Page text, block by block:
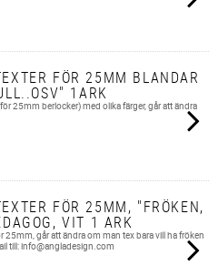
FÖR 25MM BLANDAR
1ARK
25mm berlocker) med olika färger, går att ändra
FÖR 25MM, "FRÖKEN,
VIT 1 ARK
25mm, går att ändra om man tex bara vill ha fröken
till: info@angladesign.com